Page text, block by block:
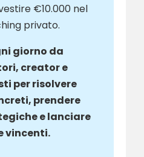
€10.000 nel
privato.
giorno da
creator e
per risolvere
prendere
e lanciare
vincenti.